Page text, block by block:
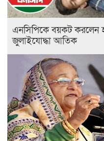
এনসিপিকে বয়কট করলেন
জুলাইযোদ্ধা আতিক